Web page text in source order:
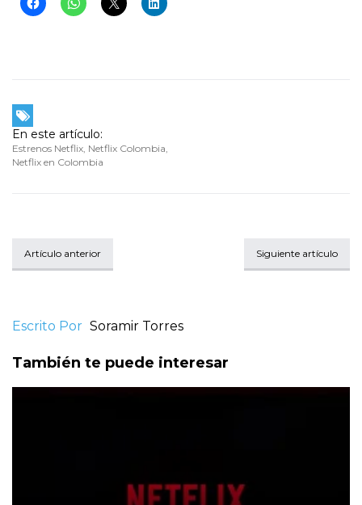
En este artículo:
Estrenos Netflix, Netflix Colombia,
Netflix en Colombia
Artículo anterior Siguiente artículo
Escrito Por Soramir Torres
También te puede interesar